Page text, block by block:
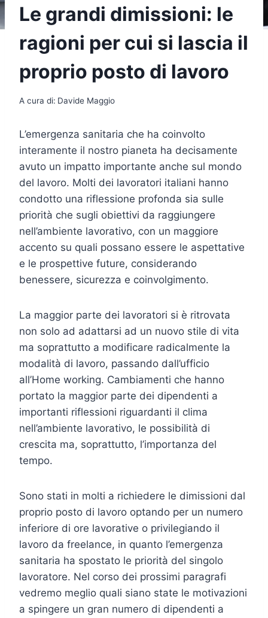
Le grandi dimissioni: le
ragioni per cui si lascia il
proprio posto di lavoro
A cura di: Davide Maggio
L’emergenza sanitaria che ha coinvolto
interamente il nostro pianeta ha decisamente
avuto un impatto importante anche sul mondo
del lavoro. Molti dei lavoratori italiani hanno
condotto una riflessione profonda sia sulle
priorità che sugli obiettivi da raggiungere
nell’ambiente lavorativo, con un maggiore
accento su quali possano essere le aspettative
e le prospettive future, considerando
benessere, sicurezza e coinvolgimento.
La maggior parte dei lavoratori si è ritrovata
non solo ad adattarsi ad un nuovo stile di vita
ma soprattutto a modificare radicalmente la
modalità di lavoro, passando dall’ufficio
all’Home working. Cambiamenti che hanno
portato la maggior parte dei dipendenti a
importanti riflessioni riguardanti il clima
nell’ambiente lavorativo, le possibilità di
crescita ma, soprattutto, l’importanza del
tempo.
Sono stati in molti a richiedere le dimissioni dal
proprio posto di lavoro optando per un numero
inferiore di ore lavorative o privilegiando il
lavoro da freelance, in quanto l’emergenza
sanitaria ha spostato le priorità del singolo
lavoratore. Nel corso dei prossimi paragrafi
vedremo meglio quali siano state le motivazioni
a spingere un gran numero di dipendenti a